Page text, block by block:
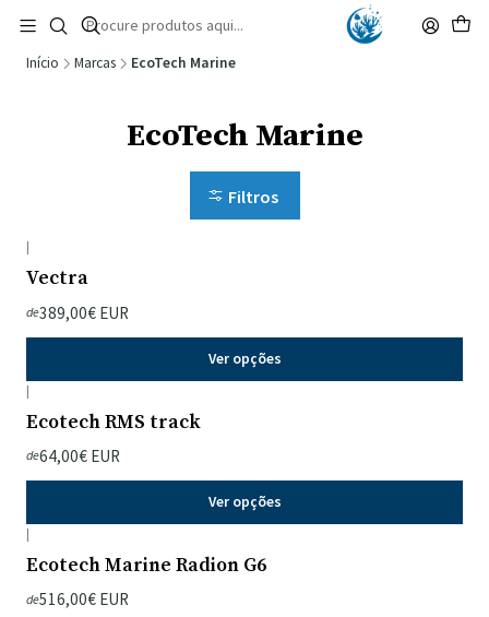
🚚 Portugal Continental: Portes Grátis desde 149,90€ (Envio extresso: 14,90€)
Ler mais
Início Marcas EcoTech Marine
EcoTech Marine
Filtros
|
Vectra
de389,00€ EUR
Ver opções
|
Ecotech RMS track
de64,00€ EUR
Ver opções
|
Ecotech Marine Radion G6
de516,00€ EUR